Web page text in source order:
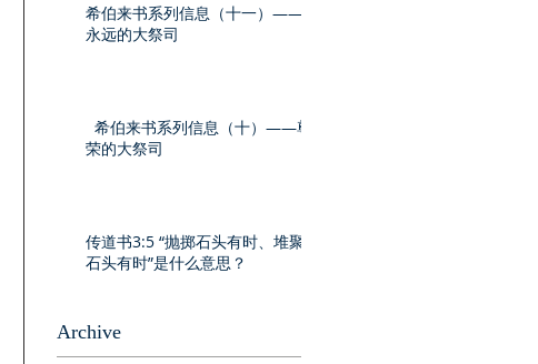
希伯来书系列信息（十一）——
永远的大祭司
希伯来书系列信息（十）——尊
荣的大祭司
传道书3:5 “抛掷石头有时、堆聚
石头有时”是什么意思？
Archive